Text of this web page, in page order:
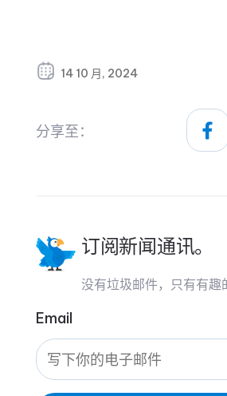
14 10 月, 2024
分享至：
订阅新闻通讯。
没有垃圾邮件，只有有趣
Email